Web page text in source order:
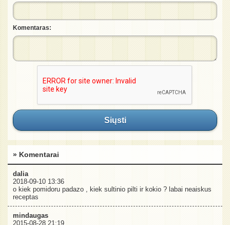
Komentaras:
Siųsti
» Komentarai
dalia
2018-09-10 13:36
o kiek pomidoru padazo , kiek sultinio pilti ir kokio ? labai neaiskus
receptas
mindaugas
2015-08-28 21:19